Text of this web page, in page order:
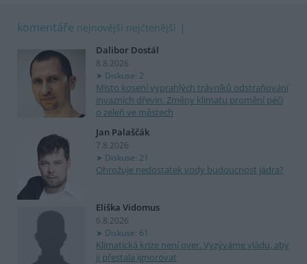
komentáře nejnovější nejčtenější
Dalibor Dostál
8.8.2026
Diskuse: 2
Místo kosení vyprahlých trávníků odstraňování
invazních dřevin. Změny klimatu promění péči
o zeleň ve městech
Jan Palaščák
7.8.2026
Diskuse: 21
Ohrožuje nedostatek vody budoucnost jádra?
Eliška Vidomus
6.8.2026
Diskuse: 61
Klimatická krize není over. Vyzýváme vládu, aby
ji přestala ignorovat